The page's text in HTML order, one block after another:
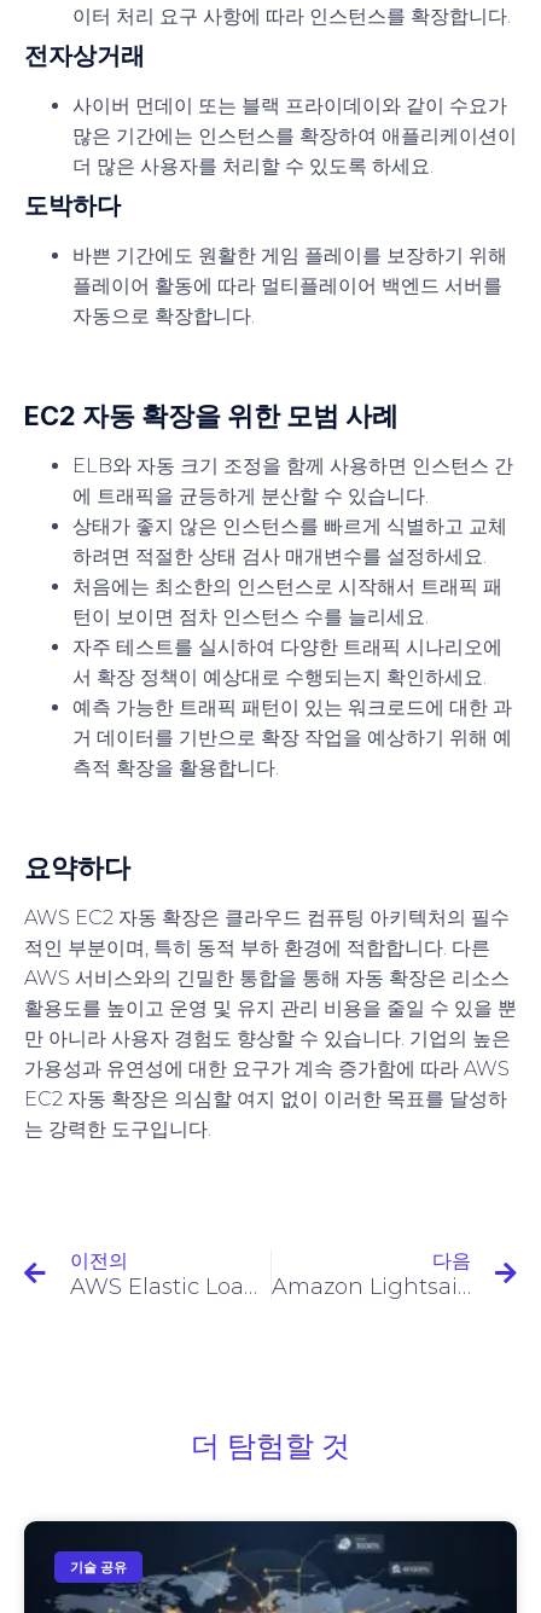
이터 처리 요구 사항에 따라 인스턴스를 확장합니다.
전자상거래
사이버 먼데이 또는 블랙 프라이데이와 같이 수요가
많은 기간에는 인스턴스를 확장하여 애플리케이션이
더 많은 사용자를 처리할 수 있도록 하세요.
도박하다
바쁜 기간에도 원활한 게임 플레이를 보장하기 위해
플레이어 활동에 따라 멀티플레이어 백엔드 서버를
자동으로 확장합니다.
EC2 자동 확장을 위한 모범 사례
ELB와 자동 크기 조정을 함께 사용하면 인스턴스 간
에 트래픽을 균등하게 분산할 수 있습니다.
상태가 좋지 않은 인스턴스를 빠르게 식별하고 교체
하려면 적절한 상태 검사 매개변수를 설정하세요.
처음에는 최소한의 인스턴스로 시작해서 트래픽 패
턴이 보이면 점차 인스턴스 수를 늘리세요.
자주 테스트를 실시하여 다양한 트래픽 시나리오에
서 확장 정책이 예상대로 수행되는지 확인하세요.
예측 가능한 트래픽 패턴이 있는 워크로드에 대한 과
거 데이터를 기반으로 확장 작업을 예상하기 위해 예
측적 확장을 활용합니다.
요약하다
AWS EC2 자동 확장은 클라우드 컴퓨팅 아키텍처의 필수
적인 부분이며, 특히 동적 부하 환경에 적합합니다. 다른
AWS 서비스와의 긴밀한 통합을 통해 자동 확장은 리소스
활용도를 높이고 운영 및 유지 관리 비용을 줄일 수 있을 뿐
만 아니라 사용자 경험도 향상할 수 있습니다. 기업의 높은
가용성과 유연성에 대한 요구가 계속 증가함에 따라 AWS
EC2 자동 확장은 의심할 여지 없이 이러한 목표를 달성하
는 강력한 도구입니다.
이전의
AWS Elastic Load Balancer(ELB): 고가용성 및 자동 트래픽 분산
다음
Amazon Lightsail 소개
더 탐험할 것
기술 공유